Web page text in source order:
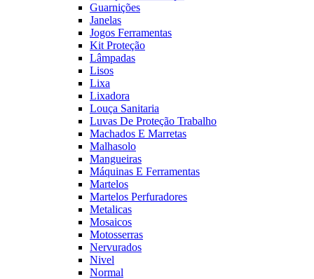
Guarnições
Janelas
Jogos Ferramentas
Kit Proteção
Lâmpadas
Lisos
Lixa
Lixadora
Louça Sanitaria
Luvas De Proteção Trabalho
Machados E Marretas
Malhasolo
Mangueiras
Máquinas E Ferramentas
Martelos
Martelos Perfuradores
Metalicas
Mosaicos
Motosserras
Nervurados
Nivel
Normal